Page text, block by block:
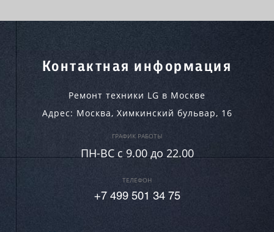
Контактная информация
Ремонт техники LG в Москве
Адрес: Москва, Химкинский бульвар, 16
ГРАФИК РАБОТЫ
ПН-ВC c 9.00 до 22.00
ТЕЛЕФОН
+7 499 501 34 75